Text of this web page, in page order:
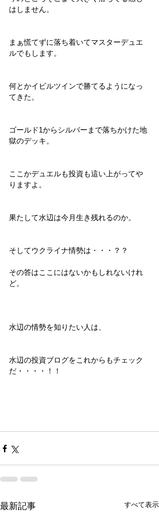
はしません。
まぁ慌てずに落ち着いてマスターデュエ
ルでもします。
何とかイビルツインで勝てるようになっ
てきた。
ゴールド1からシルバーまで落ちかけた地
獄のデッキ。
ここかデュエルも投資も這い上がってや
りますよ。
果たして水辺は今月生き残れるのか。
そしてウクライナ情勢は・・・？？
その答はここにはないかもしれないけれ
ど。
水辺の情勢を知りたい人は、
水辺の投資ブログをこれからもチェック
だ・・・・！！
最新記事 すべて表示